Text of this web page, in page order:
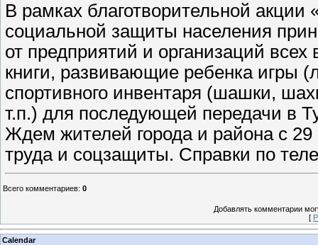
В рамках благотворительной
социальной защиты населения
от предприятий и организаций
книги, развивающие ребенка игры
спортивного инвентаря (шашки,
т.п.) для последующей передачи в
Ждем жителей города и района с 29
труда и соцзащиты. Справки по
Всего комментариев: 0
Добавлять комментарии
[
Calendar